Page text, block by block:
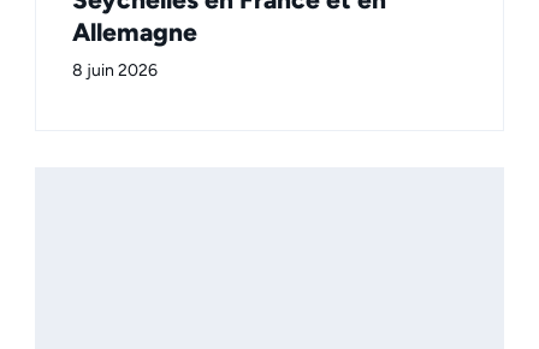
Allemagne
8 juin 2026